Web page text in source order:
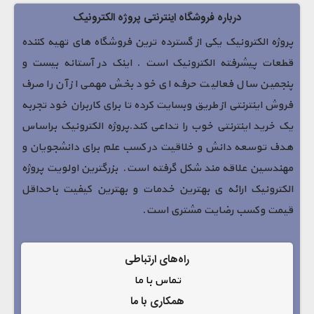
درباره فروشگاه اینترنتی پروژه الکترونیک
پروژه الکترونیک یکی از گسترده ترین فروشگاه های تهیه کننده
قطعات پیشرفته الکترونیک است . اینک در آستانه بیست و
پنجمین سال فعالیت حرفه ای خود بخش مهمی از آن را صرف
فروش اینترنتی از طریق وبسایت کرده تا برای کاربران خود تجربه
یک خرید اینترنتی خوب را تداعی کند.پروژه الکترونیک براساس
هدف توسعه دانش و خلاقیت در کسب علم برای دانشجویان و
مهندسین علاقه مند شکل گرفته است. بزرگترین اولویت پروژه
الکترونیک ارائه ی بهترین خدمات و بهترین کیفیت باحداقل
قیمت وکسب رضایت مشتری است.
راه‌های ارتباطی
تماس با ما
همکاری با ما